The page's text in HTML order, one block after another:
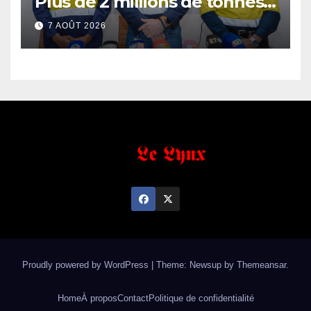
de fer exportées
7 AOÛT 2026
Proudly powered by WordPress Theme: Newsup by Themeansar.
HomeÀ proposContactPolitique de confidentialité